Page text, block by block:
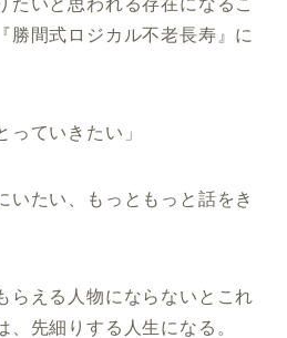
勝間式ロジカル不老長寿』に
っていきたい」
いたい、もっともっと話をき
らえる人物にならないとこれ
先細りする人生になる。